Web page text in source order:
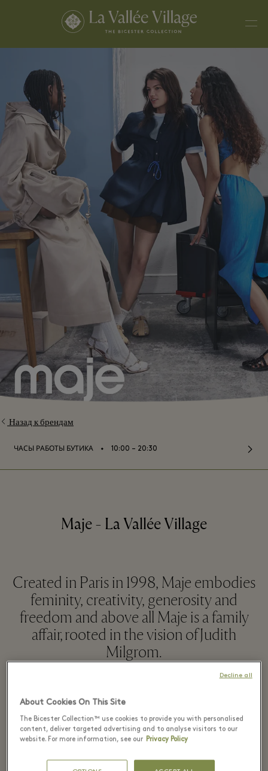
Назад к брендам
ЧАСЫ РАБОТЫ БУТИКА ⬩ 10:00 – 20:30
Maje - La Vallée Village
Created in Paris in 1998, Maje embodies
feminity, creativity, generosity and
freedom and above all Maje is a family
affair, rooted in the vision of Judith
Milgrom.
РАЗВЕРНУТЬ
Recently seen in the
About Cookies On This Site
The Bicester Collection™ use cookies to provide you with personalised
content, deliver targeted advertising and to analyse visitors to our
website. For more information, see our Privacy Policy
Decline all